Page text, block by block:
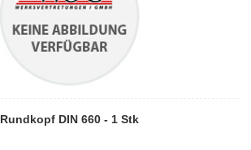
Rundkopf DIN 660 - 1 Stk